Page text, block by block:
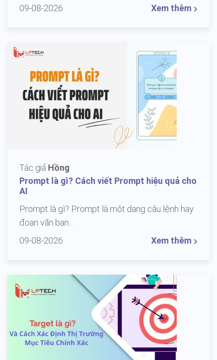
09-08-2026 Xem thêm
Tác giả Hồng
Prompt là gì? Cách viết Prompt hiệu quả cho
AI
Prompt là gì? Prompt là một dạng câu lệnh hay
đoạn văn bạn...
09-08-2026
Xem thêm